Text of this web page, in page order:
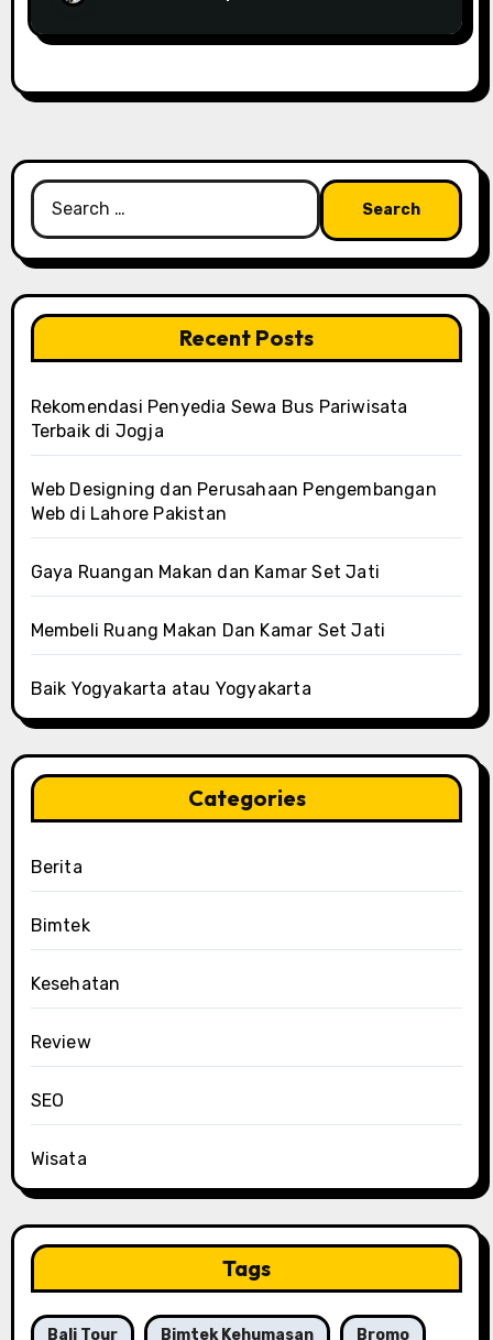
Search
for:
Recent Posts
Rekomendasi Penyedia Sewa Bus Pariwisata
Terbaik di Jogja
Web Designing dan Perusahaan Pengembangan
Web di Lahore Pakistan
Gaya Ruangan Makan dan Kamar Set Jati
Membeli Ruang Makan Dan Kamar Set Jati
Baik Yogyakarta atau Yogyakarta
Categories
Berita
Bimtek
Kesehatan
Review
SEO
Wisata
Tags
Bali Tour Bimtek Kehumasan Bromo